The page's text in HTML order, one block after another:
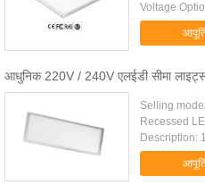
Voltage
Material:
आधुनिक 220V / 240V एलईडी सीमा
Selling
Recessed
Description:
modern
and optics.